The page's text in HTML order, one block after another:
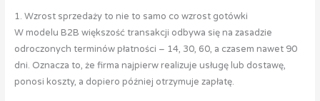
1. Wzrost sprzedaży to nie to samo co wzrost gotówki
W modelu B2B większość transakcji odbywa się na zasadzie
odroczonych terminów płatności – 14, 30, 60, a czasem nawet 90
dni. Oznacza to, że firma najpierw realizuje usługę lub dostawę,
ponosi koszty, a dopiero później otrzymuje zapłatę.